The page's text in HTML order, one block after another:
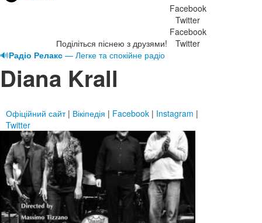
Поділіться піснею з друзями!
Facebook
Twitter
Facebook
Twitter
🔊Радіо Релакс — Легке та спокійне радіо
Diana Krall
Офіційний сайт| Вікіпедія | Facebook | Instagram |
Twitter